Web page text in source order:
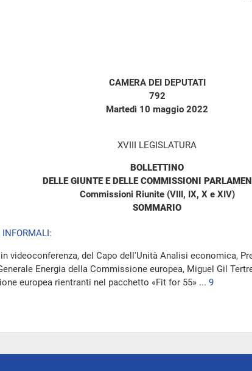
CAMERA DEI DEPUTATI
792
Martedì 10 maggio 2022
XVIII LEGISLATURA
BOLLETTINO
DELLE GIUNTE E DELLE COMMISSIONI
Commissioni Riunite (VIII, IX, X e XIV)
SOMMARIO
videoconferenza, del Capo dell'Unità Analisi economica,
Energia della Commissione europea, Miguel Gil
europea rientranti nel pacchetto «Fit for 55» ... 9